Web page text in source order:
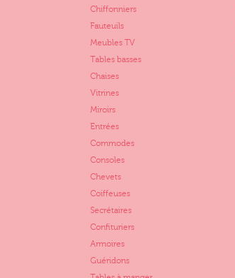
Chiffonniers
Fauteuils
Meubles TV
Tables basses
Chaises
Vitrines
Miroirs
Entrées
Commodes
Consoles
Chevets
Coiffeuses
Secrétaires
Confituriers
Armoires
Guéridons